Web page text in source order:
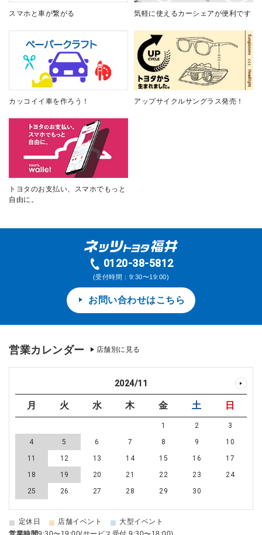
スマホと車が繋がる 気軽に使えるカーシェアが便利です
カッコイイ車を作ろう！ アップサイクルサングラス発売！
トヨタのお支払い、スマホでもっと
自由に。
0120-38-5812
(受付時間：9:30〜19:00)
お問い合わせはこちら
営業カレンダー 店舗別に見る
2024/11
月 火 水 木 金 土 日
1 2
3
4
5 6 7 8 9
10
11
12 13 14 15 16
17
18
19 20 21 22 23
24
25
26 27 28 29 30
■ 定休日 ■ 店舗イベント ■ 大型イベント